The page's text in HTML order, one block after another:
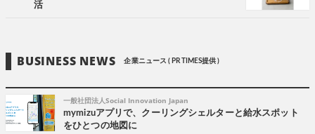
活
BUSINESS NEWS 企業ニュース ( PR TIMES提供 )
一般社団法人Social Innovation Japan
mymizuアプリで、クーリングシェルターと給水スポット
をひとつの地図に